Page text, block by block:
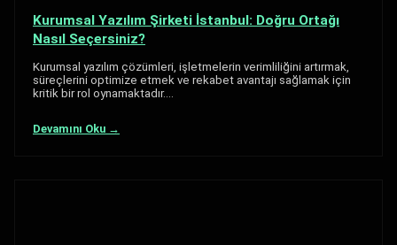
Kurumsal Yazılım Şirketi İstanbul: Doğru Ortağı
Nasıl Seçersiniz?
Kurumsal yazılım çözümleri, işletmelerin verimliliğini artırmak,
süreçlerini optimize etmek ve rekabet avantajı sağlamak için
kritik bir rol oynamaktadır.…
Devamını Oku →